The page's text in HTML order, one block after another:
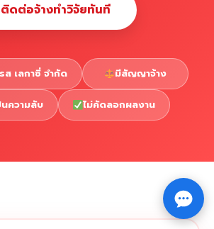
รับทำวิจัย รับทำวิทยานิพนธ์ รับทำ⇧
ติดต่อจ้างทำวิจัยทันที
เลกาซี่ จำกัด มีสัญญาจ้าง
ความลับ ไม่คัดลอกผลงาน